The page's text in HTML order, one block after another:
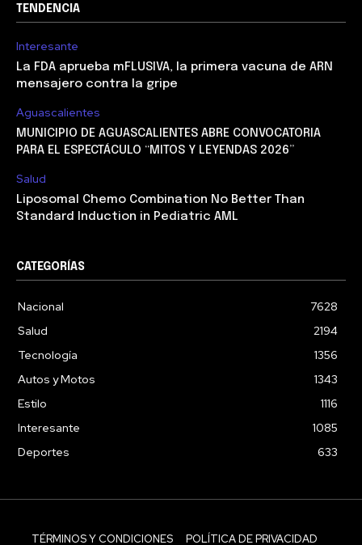
TENDENCIA
Interesante
La FDA aprueba mFLUSIVA, la primera vacuna de ARN
mensajero contra la gripe
Aguascalientes
MUNICIPIO DE AGUASCALIENTES ABRE CONVOCATORIA
PARA EL ESPECTÁCULO “MITOS Y LEYENDAS 2026”
Salud
Liposomal Chemo Combination No Better Than
Standard Induction in Pediatric AML
CATEGORÍAS
Nacional
7628
Salud
2194
Tecnología
1356
Autos y Motos
1343
Estilo
1116
Interesante
1085
Deportes
633
TÉRMINOS Y CONDICIONES POLÍTICA DE PRIVACIDAD